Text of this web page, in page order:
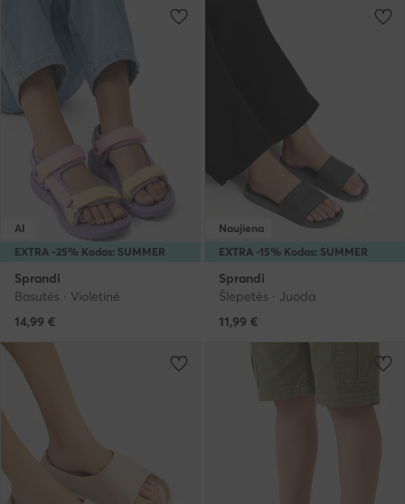
EXTRA -25% Kodas: SUMMER
AI
Sprandi
Basutės · Violetinė
14,99 €
EXTRA -15% Kodas: SUMMER
Naujiena
Sprandi
Šlepetės · Juoda
11,99 €